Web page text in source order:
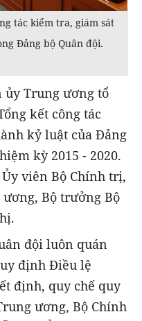
tác kiểm tra, giám sát
Đảng bộ Quân đội.
ủy Trung ương tổ
kết công tác
kỷ luật của Đảng
kỳ 2015 - 2020.
viên Bộ Chính trị,
Bộ trưởng Bộ
đội luôn quán
định Điều lệ
định, quy chế quy
ương, Bộ Chính